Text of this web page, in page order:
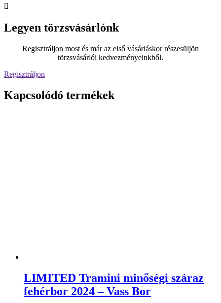

Legyen törzsvásárlónk
Regisztráljon most és már az első vásárláskor részesüljön
törzsvásárlói kedvezményeinkből.
Regisztráljon
Kapcsolódó termékek
LIMITED Tramini minőségi száraz
fehérbor 2024 – Vass Bor